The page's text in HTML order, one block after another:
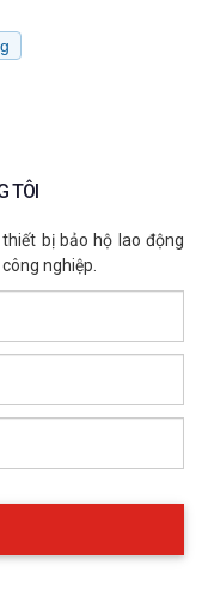
TÔI
bị bảo hộ lao động
nghiệp.